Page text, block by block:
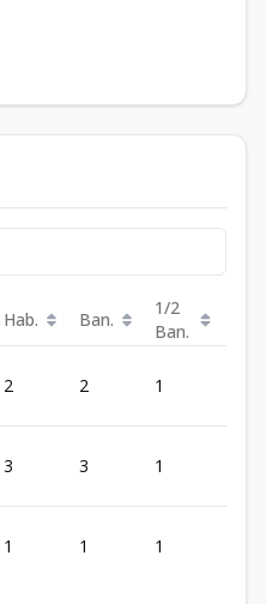
Hab. Ban.
1/2
Ban.
2 2 1
3 3 1
1 1 1